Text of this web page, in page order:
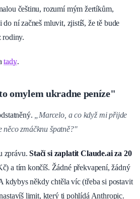
češtinu, rozumí mým žertíkům,
ní začneš mluvit, zjistíš, že tě bude
rodiny.
tady.
omylem ukradne peníze"
„Marcelo, a co když mi přijde
něco zmáčknu špatně?"
zprávu.Stačí si zaplatit Claude.ai za 20
a tím končíš. Žádné překvapení, žádný
kdybys někdy chtěla víc (třeba si postavit
limit, který ti pohlídá Anthropic.